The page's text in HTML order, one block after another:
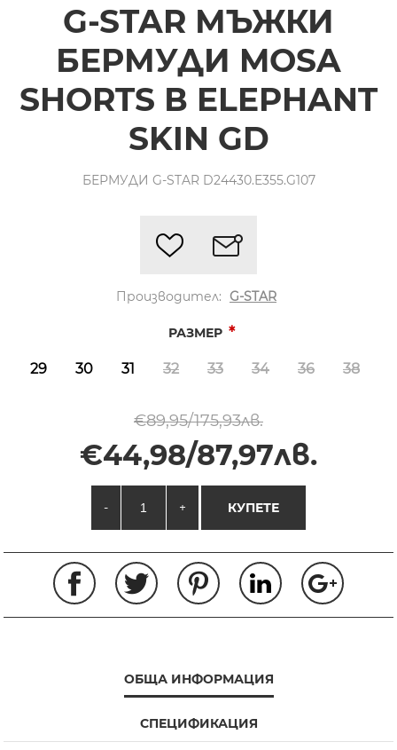
G-STAR МЪЖКИ
БЕРМУДИ MOSA
SHORTS В ELEPHANT
SKIN GD
БЕРМУДИ G-STAR D24430.E355.G107
Производител: G-STAR
РАЗМЕР *
29 30 31 32 33 34 36 38
€89,95/175,93лв.
€44,98/87,97лв.
- + КУПЕТЕ
ОБЩА ИНФОРМАЦИЯ
СПЕЦИФИКАЦИЯ